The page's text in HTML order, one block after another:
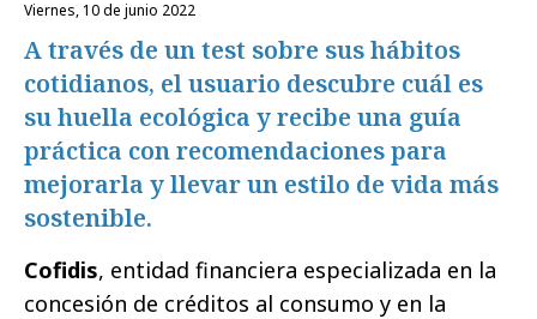
viernes, 10 de junio 2022
A través de un test sobre sus hábitos
cotidianos, el usuario descubre cuál es
su huella ecológica y recibe una guía
práctica con recomendaciones para
mejorarla y llevar un estilo de vida más
sostenible.
Cofidis, entidad financiera especializada en la
concesión de créditos al consumo y en la